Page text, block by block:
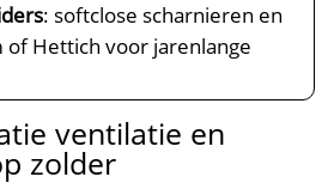
: softclose scharnieren en
of Hettich voor jarenlange
ventilatie en
zolder